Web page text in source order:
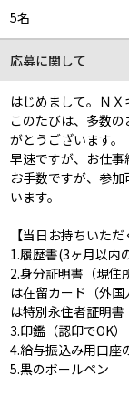
5名
応募に関して
はじめまして。ＮＸ
このたびは、多数
がとうございます。
早速ですが、お仕事
お手数ですが、参
います。
【当日お持ちいただ
1.履歴書(3ヶ月以内
2.身分証明書（現
は在留カード（外
は特別永住者証明書
3.印鑑（認印でOK）
4.給与振込み用口座
5.黒のボールペン